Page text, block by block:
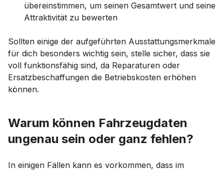
übereinstimmen, um seinen Gesamtwert und seine
Attraktivität zu bewerten
Sollten einige der aufgeführten Ausstattungsmerkmale
für dich besonders wichtig sein, stelle sicher, dass sie
voll funktionsfähig sind, da Reparaturen oder
Ersatzbeschaffungen die Betriebskosten erhöhen
können.
Warum können Fahrzeugdaten
ungenau sein oder ganz fehlen?
In einigen Fällen kann es vorkommen, dass im